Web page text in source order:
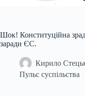
Шок! Конституційна
заради ЄС.
Кирило
Пульс суспільства